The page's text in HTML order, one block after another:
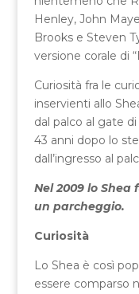
Henley, John
Brooks e Steven
versione corale di
Curiosità fra le
inservienti allo
dal palco al gate
43 anni dopo lo
dall’ingresso al
Nel 2009 lo Shea
un parcheggio.
Curiosità
Lo Shea è così
essere comparso